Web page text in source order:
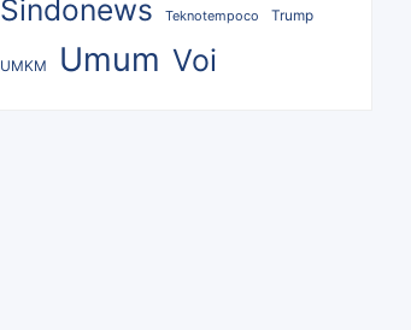
Sindonews Teknotempoco Trump
UMKM Umum Voi